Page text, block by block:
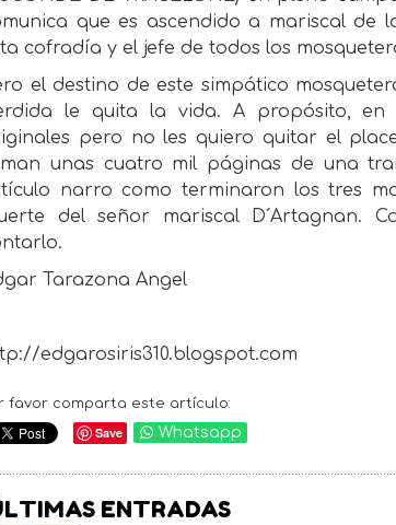
que es ascendido a mariscal de
cofradía y el jefe de todos los
el destino de este simpático
le quita la vida. A propósito, en
pero no les quiero quitar el
unas cuatro mil páginas de una
narro como terminaron los tres
del señor mariscal D´Artagnan.
Tarazona Angel
edgarosiris310.blogspot.com
favor comparta este artículo:
Save Whatsapp
ENTRADAS